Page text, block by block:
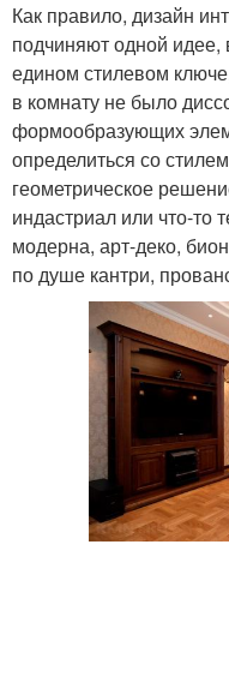
Как правило, дизайн
подчиняют одной
едином стилевом
в комнату не было
формообразующих
определиться со
геометрическое
индастриал или что-то
модерна, арт-деко,
по душе кантри,